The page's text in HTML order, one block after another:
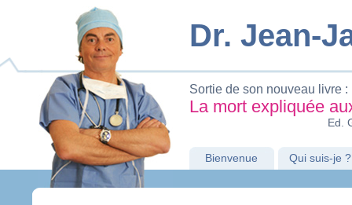
Dr. Jean-
Sortie de son nouveau livre :
La mort expliquée
Ed.
Bienvenue Qui suis-je ?